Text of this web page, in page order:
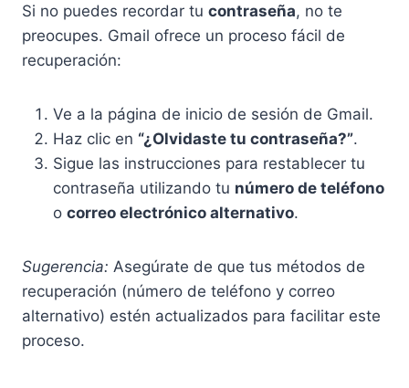
Si no puedes recordar tu contraseña, no te
preocupes. Gmail ofrece un proceso fácil de
recuperación:
Ve a la página de inicio de sesión de Gmail.
Haz clic en “¿Olvidaste tu contraseña?”.
Sigue las instrucciones para restablecer tu
contraseña utilizando tu número de teléfono
o correo electrónico alternativo.
Sugerencia: Asegúrate de que tus métodos de
recuperación (número de teléfono y correo
alternativo) estén actualizados para facilitar este
proceso.